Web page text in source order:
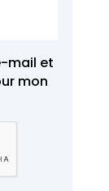
mail et
mon